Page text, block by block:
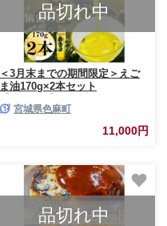
品切れ中
＜3月末までの期間限定＞えご
ま油170g×2本セット
宮城県色麻町
11,000円
品切れ中